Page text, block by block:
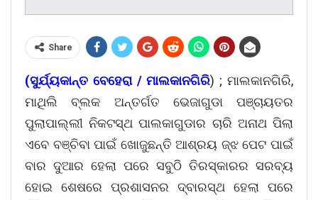
Share
(ସୁର୍ଯ୍ୟକାନ୍ତ ବେହେରା / ମାଲକାନଗିରି) ; ମାଲକାନଗିରି,
ମାଥିଲି ବ୍ଲକ ଅନ୍ତର୍ଗତ ଭେଜାଗୁଡା ପଞ୍ଚାୟତର
ପୁଲାପାଲ୍ଲୀ ନିକଟସ୍ଥ ପାଲକାଗୁଡାର ଚାରି ଅନାଥ ପିଲା
ଏବେ ବଞ୍ଚିବା ପାଇଁ ଖୋଜୁଛନ୍ତି ଆଶ୍ରୟ ଜ୍ଝ ପେଟ ପାଇଁ
ବାର ଦୁଆର ହେଲା ପରେ ସବୁଠି ତିରସ୍କାରର ସରବ୍ୟ
ହୋଇ ଶେଷରେ ପ୍ରଶାସନର ଦ୍ବାରସ୍ଥ ହେଲା ପରେ